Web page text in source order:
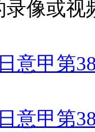
录像或
意甲第
意甲第